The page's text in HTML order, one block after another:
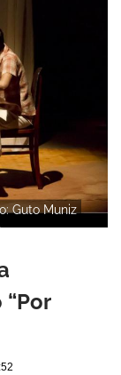
Guto Muniz